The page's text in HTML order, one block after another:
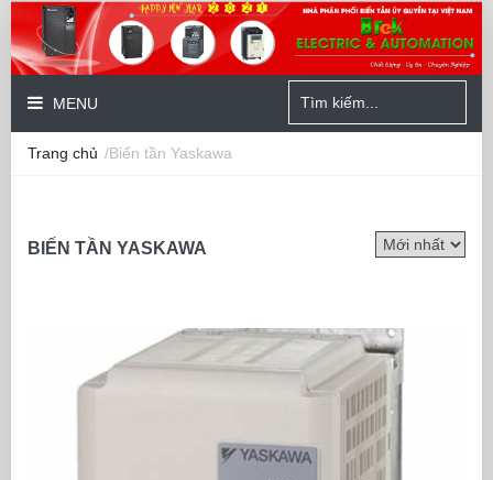
MENU
Trang chủ /Biến tần Yaskawa
BIẾN TẦN YASKAWA